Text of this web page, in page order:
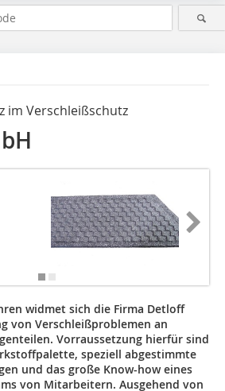
im Verschleißschutz
widmet sich die Firma Detloff
von Verschleißproblemen an
Vorraussetzung hierfür sind
speziell abgestimmte
und das große Know-how eines
von Mitarbeitern. Ausgehend von